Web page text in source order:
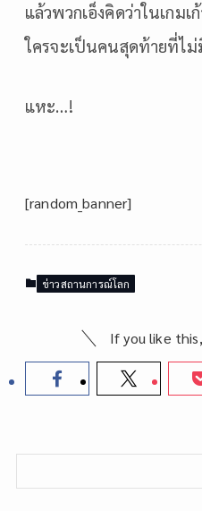
แล้วพวกเอ็งคิดว่าในเกม
ใครจะเป็นคนสุดท้ายที่ไ
แหะ…!
[random_banner]
ข่าวสถานการณ์โลก
If you like